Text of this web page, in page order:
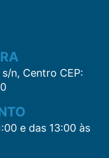
n, Centro CEP:
e das 13:00 às